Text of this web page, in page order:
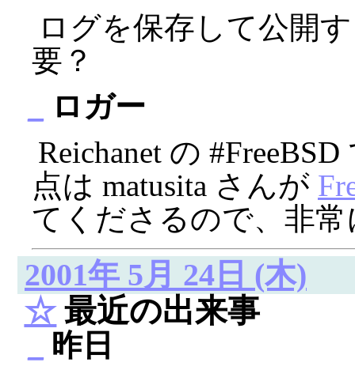
ログを保存して公開
要？
ロガー
Reichanet の
点は matusita さんが
てくださるので、非
2001年 5月 24日 (木)
☆最近の出来事
昨日